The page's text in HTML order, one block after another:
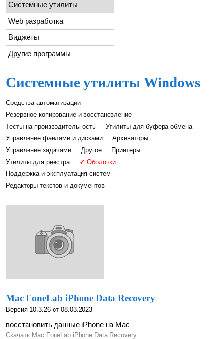
Системные утилиты
Web разработка
Виджеты
Другие программы
Системные утилиты Windows
Средства автоматизации
Резервное копирование и восстановление
Тесты на производительность
Утилиты для буфера обмена
Управление файлами и дисками
Архиваторы
Управление задачами
Другое
Принтеры
Утилиты для реестра
✔ Оболочки
Поддержка и эксплуатация систем
Редакторы текстов и документов
Mac FoneLab iPhone Data Recovery
Версия 10.3.26 от 08.03.2023
восстановить данные iPhone на Mac
Скачать Mac FoneLab iPhone Data Recovery